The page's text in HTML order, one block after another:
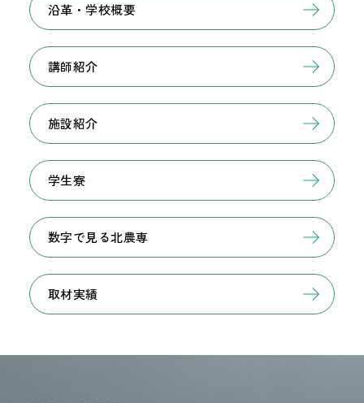
沿革・学校概要
講師紹介
施設紹介
学生寮
数字で見る北農専
取材実績